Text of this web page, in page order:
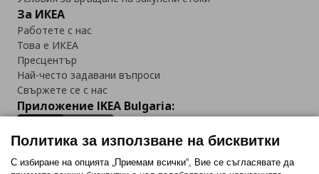
За ИКЕА
Работете с нас
Това е ИКЕА
Пресцентър
Най-често задавани въпроси
Свържете се с нас
Приложение IKEA Bulgaria:
Политика за използване на бисквитки
С избиране на опцията „Приемам всички“, Вие се съгласявате да